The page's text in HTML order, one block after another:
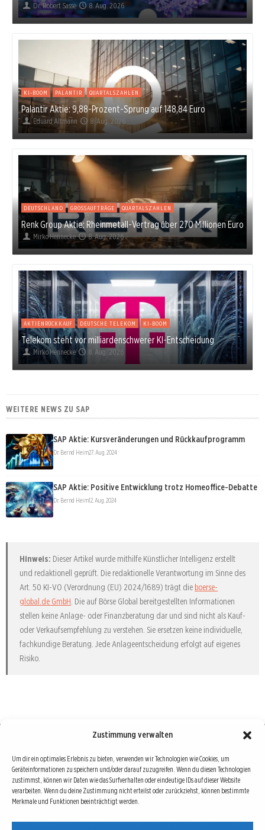
Zustimmung verwalten
Um dir ein optimales Erlebnis zu bieten, verwenden wir Technologien wie Cookies, um
Geräteinformationen zu speichern und/oder darauf zuzugreifen. Wenn du diesen Technologien
zustimmst, können wir Daten wie das Surfverhalten oder eindeutige IDs auf dieser Website
verarbeiten. Wenn du deine Zustimmung nicht erteilst oder zurückziehst, können bestimmte
Merkmale und Funktionen beeinträchtigt werden.
Dr. Robert Sasse 8. Aug. 2026
KI-BOOM PALANTIR QUARTALSZAHLEN
Palantir Aktie: 9,88-Prozent-Sprung auf 148,84 Euro
Eduard Altmann 8. Aug. 2026
DEUTSCHLAND GROSSAUFTRÄGE QUARTALSZAHLEN
Renk Group Aktie: Rheinmetall-Vertrag über 270 Millionen Euro
Mirko Hennecke 8. Aug. 2026
AKTIENRÜCKKAUF DEUTSCHE TELEKOM KI-BOOM
Telekom steht vor milliardenschwerer KI-Entscheidung
Mirko Hennecke 8. Aug. 2026
WEITERE NEWS ZU SAP
SAP Aktie: Kursveränderungen und Rückkaufprogramm
Dr. Bernd Heim27. Aug. 2024
SAP Aktie: Positive Entwicklung trotz Homeoffice-Debatte
Dr. Bernd Heim12. Aug. 2024
Hinweis: Dieser Artikel wurde mithilfe Künstlicher Intelligenz erstellt
und redaktionell geprüft. Die redaktionelle Verantwortung im Sinne des
Art. 50 KI-VO (Verordnung (EU) 2024/1689) trägt die boerse-
global.de GmbH . Die auf Börse Global bereitgestellten Informationen
stellen keine Anlage- oder Finanzberatung dar und sind nicht als Kauf-
oder Verkaufsempfehlung zu verstehen. Sie ersetzen keine individuelle,
fachkundige Beratung. Jede Anlageentscheidung erfolgt auf eigenes
Risiko.
Börse : lokal, international, global
Erfolgreiche Börsengeschäfte bedingen vor allem drei Dinge: Verlässliche Informationen,
richtige Interpretationen und unabhängige Informationsquellen. Diese drei Bausteine sind
auch die redaktionelle Leitlinie von Börse Global.
Hinter Börse Global steht ein Team von erfahrenen Finanzjournalisten, die zum Teil schon